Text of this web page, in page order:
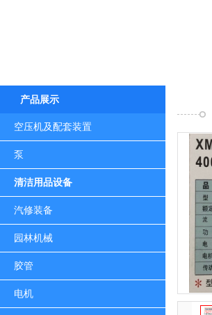
产品展示
空压机及配套装置
泵
清洁用品设备
汽修装备
园林机械
胶管
电机